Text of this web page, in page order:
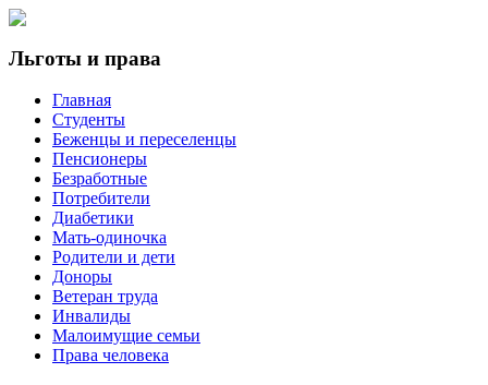
Льготы и права
Главная
Студенты
Беженцы и переселенцы
Пенсионеры
Безработные
Потребители
Диабетики
Мать-одиночка
Родители и дети
Доноры
Ветеран труда
Инвалиды
Малоимущие семьи
Права человека